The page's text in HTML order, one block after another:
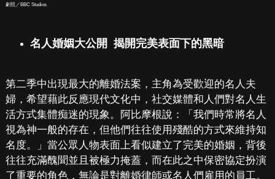
劇照／BBC Studios
名人婚姻大公開 揭開完美表面下的黑暗
第二季中出現最大的離婚法案，主角為受歡迎的名人夫
婦，希望藉此反應現代文化中，社交媒體和人們對名人生
活方式集體痴迷的現象。阿比摩根說：「我們時常將名人
視為神一般的存在，但他們往往使用殘酷的方式來維持知
名度。」當公眾人物表面上看似建立了完美的婚姻，背後
往往充滿醜聞並且被極力掩蓋，而在此之中保密協定扮演
了重要的角色，無論是對離婚律師或名人們雇用的員工。